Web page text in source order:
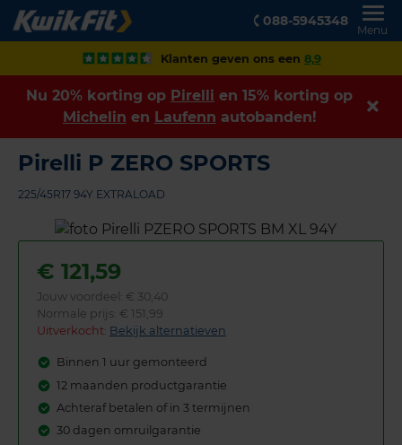
088-5945348
Menu
Klanten geven ons een 8,9
Nu 20% korting op Pirelli en 15% korting op
Michelin en Laufenn autobanden!
Pirelli P ZERO SPORTS
225/45R17 94Y EXTRALOAD
€ 121,59
Jouw voordeel: € 30,40
Normale prijs: € 151,99
Uitverkocht: Bekijk alternatieven
Binnen 1 uur gemonteerd
12 maanden productgarantie
Achteraf betalen of in 3 termijnen
30 dagen omruilgarantie